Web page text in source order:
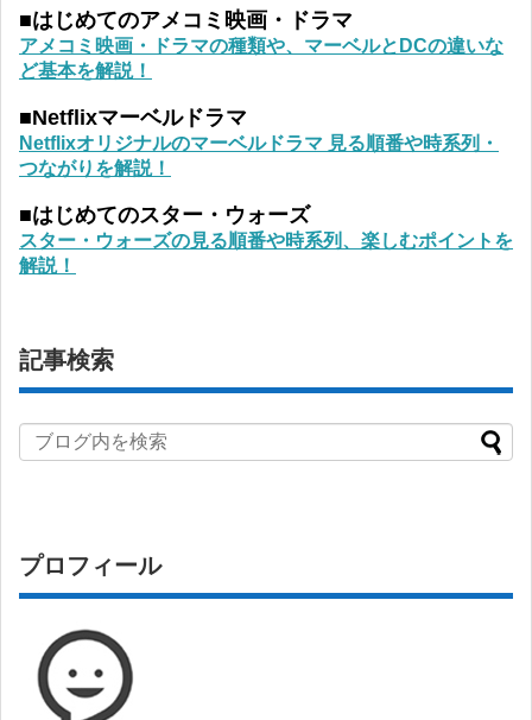
■はじめてのアメコミ映画・ドラマ
アメコミ映画・ドラマの種類や、マーベルとDCの違いな
ど基本を解説！
■Netflixマーベルドラマ
Netflixオリジナルのマーベルドラマ 見る順番や時系列・
つながりを解説！
■はじめてのスター・ウォーズ
スター・ウォーズの見る順番や時系列、楽しむポイントを
解説！
記事検索
プロフィール